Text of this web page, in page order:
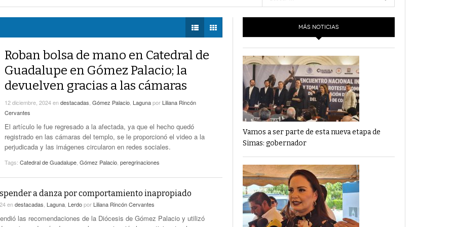
Avance De 33 Por Ciento- hace 19 horas -
No Hubo Daños A Obras Del Sistema Vial
Abastos- Independencia Por Las Lluvias - hace
Coparmex Laguna Se Reunirá Con CFE La
Próxima Semana - hace 20 horas -
TWEETS AND
ESTÉREO GALLITO
Financiamiento’ Por PC29
‘La Laguna: Bomba De Tiempo Por Falta De
Planeación’ Por PC29- 17 mayo, 2021
‘Las Corrupciones, Sus Formas Y Efectos’ Por
PC29- 7 mayo, 2021
ciudadano a 50 jueces en 2028- hace 17 horas -
Lerdo; cámaras captan a responsables- hace 17 horas -
de lotes baldíos
Roban bolsa de mano en Catedral de
Guadalupe en Gómez Palacio; la
devuelven gracias a las cámaras
12 diciembre, 2024endestacadas Gómez Palacio Lagunapor Liliana Rincón
Cervantes
El artículo le fue regresado a la afectada, ya que el hecho quedó
registrado en las cámaras del templo, se le proporcionó el video a la
perjudicada y las imágenes circularon en redes sociales.
Tags: Catedral de Guadalupe Gómez Palacio peregrinaciones
a danza por comportamiento inapropiado
endestacadas Laguna Lerdopor Liliana Rincón Cervantes
las recomendaciones de la Diócesis de Gómez Palacio y utilizó
MÁS NOTICIAS
Vamos a ser parte de esta nueva etapa de
Simas: gobernador